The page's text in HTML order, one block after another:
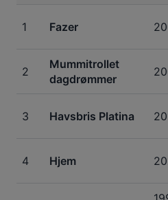
1 Fazer
2
Mummitrollet
dagdrømmer
3 Havsbris Platina
4 Hjem